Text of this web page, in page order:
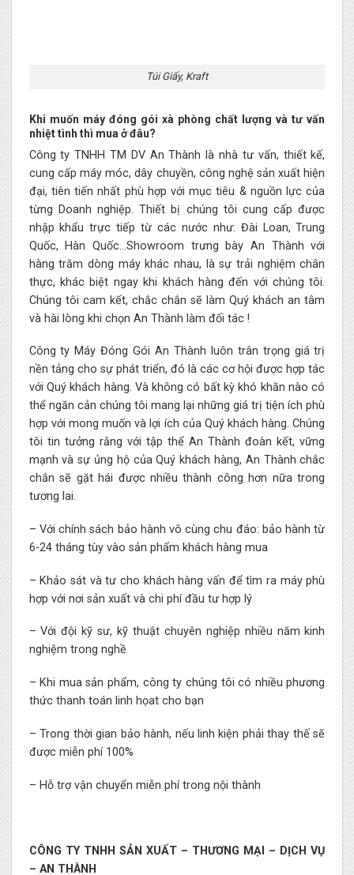
Túi Giấy, Kraft
Khi muốn máy đóng gói xà phòng chất lượng và tư vấn
nhiệt tình thì mua ở đâu?
Công ty TNHH TM DV An Thành là nhà tư vấn, thiết kế,
cung cấp máy móc, dây chuyền, công nghệ sản xuất hiện
đại, tiên tiến nhất phù hợp với mục tiêu & nguồn lực của
từng Doanh nghiệp. Thiết bị chúng tôi cung cấp được
nhập khẩu trực tiếp từ các nước như: Đài Loan, Trung
Quốc, Hàn Quốc…Showroom trưng bày An Thành với
hàng trăm dòng máy khác nhau, là sự trải nghiệm chân
thực, khác biệt ngay khi khách hàng đến với chúng tôi.
Chúng tôi cam kết, chắc chắn sẽ làm Quý khách an tâm
và hài lòng khi chọn An Thành làm đối tác !
Công ty Máy Đóng Gói An Thành luôn trân trọng giá trị
nền tảng cho sự phát triển, đó là các cơ hội được hợp tác
với Quý khách hàng. Và không có bất kỳ khó khăn nào có
thể ngăn cản chúng tôi mang lại những giá trị tiện ích phù
hợp với mong muốn và lợi ích của Quý khách hàng. Chúng
tôi tin tưởng rằng với tập thể An Thành đoàn kết, vững
mạnh và sự ủng hộ của Quý khách hàng, An Thành chắc
chắn sẽ gặt hái được nhiều thành công hơn nữa trong
tương lai.
– Với chính sách bảo hành vô cùng chu đáo: bảo hành từ
6-24 tháng tùy vào sản phẩm khách hàng mua
– Khảo sát và tư cho khách hàng vấn để tìm ra máy phù
hợp với nơi sản xuất và chi phí đầu tư hợp lý
– Với đội kỹ sư, kỹ thuật chuyên nghiệp nhiều năm kinh
nghiệm trong nghề
– Khi mua sản phẩm, công ty chúng tôi có nhiều phương
thức thanh toán linh họat cho bạn
– Trong thời gian bảo hành, nếu linh kiện phải thay thế sẽ
được miễn phí 100%
– Hỗ trợ vận chuyển miễn phí trong nội thành
CÔNG TY TNHH SẢN XUẤT – THƯƠNG MẠI – DỊCH VỤ
– AN THÀNH